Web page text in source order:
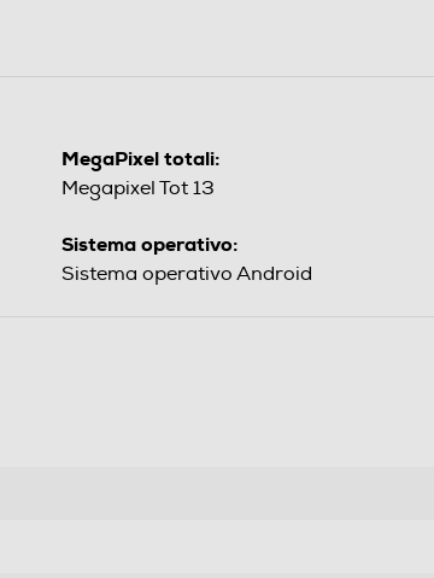
MegaPixel totali:
Megapixel Tot 13
Sistema operativo:
Sistema operativo Android